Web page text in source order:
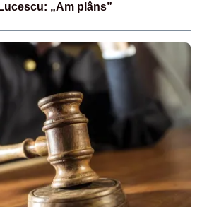
„Am plâns”